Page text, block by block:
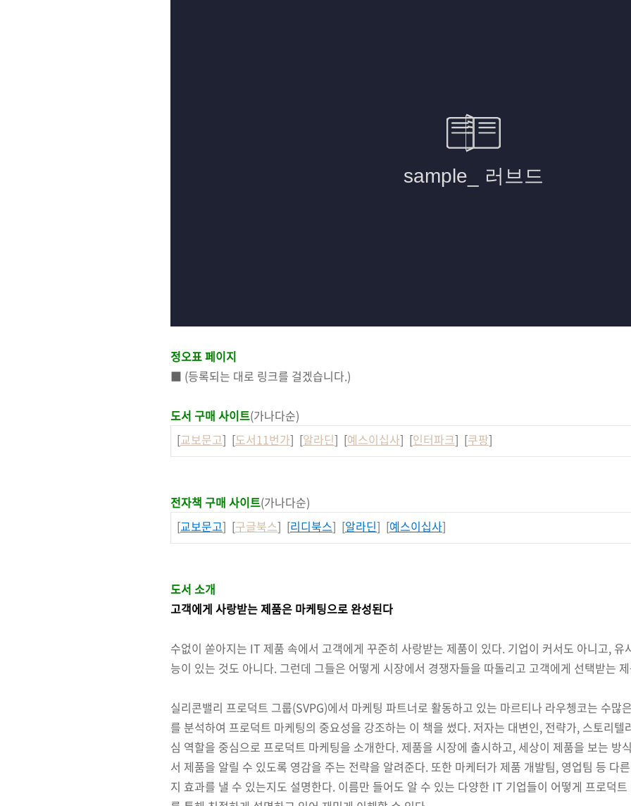
정오표 페이지
■ (등록되는 대로 링크를 걸겠습니다.)
도서 구매 사이트(가나다순)
[교보문고] [도서11번가] [알라딘] [예스이십사] [인터파크] [쿠팡]
전자책 구매 사이트(가나다순)
[교보문고] [구글북스] [리디북스] [알라딘] [예스이십사]
도서 소개
고객에게 사랑받는 제품은 마케팅으로 완성된다
수없이 쏟아지는 IT 제품 속에서 고객에게 꾸준히 사랑받는 제품이 있다. 기업이 커서도 아니고, 유
능이 있는 것도 아니다. 그런데 그들은 어떻게 시장에서 경쟁자들을 따돌리고 고객에게 선택받는
실리콘밸리 프로덕트 그룹(SVPG)에서 마케팅 파트너로 활동하고 있는 마르티나 라우쳉코는 수많
를 분석하여 프로덕트 마케팅의 중요성을 강조하는 이 책을 썼다. 저자는 대변인, 전략가, 스토리텔
심 역할을 중심으로 프로덕트 마케팅을 소개한다. 제품을 시장에 출시하고, 세상이 제품을 보는 방
서 제품을 알릴 수 있도록 영감을 주는 전략을 알려준다. 또한 마케터가 제품 개발팀, 영업팀 등 다
지 효과를 낼 수 있는지도 설명한다. 이름만 들어도 알 수 있는 다양한 IT 기업들이 어떻게 프로덕